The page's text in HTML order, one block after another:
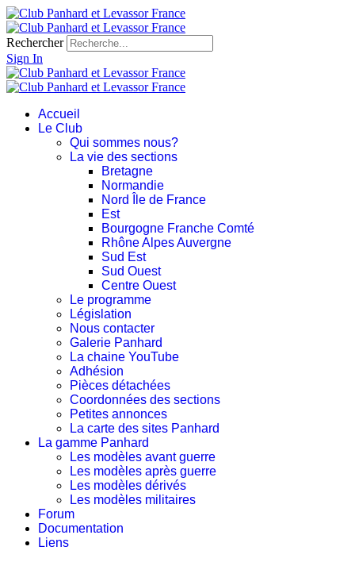
Rechercher
Sign In
Accueil
Le Club
Qui sommes nous?
La vie des sections
Bretagne
Normandie
Nord Île de France
Est
Bourgogne Franche Comté
Rhône Alpes Auvergne
Sud Est
Sud Ouest
Centre Ouest
Le programme
Législation
Nous contacter
Galerie Panhard
La chaine YouTube
Adhésion
Pièces détachées
Coordonnées des sections
Petites annonces
La carte des sites Panhard
La gamme Panhard
Les modèles avant guerre
Les modèles après guerre
Les modèles dérivés
Les modèles militaires
Forum
Documentation
Liens